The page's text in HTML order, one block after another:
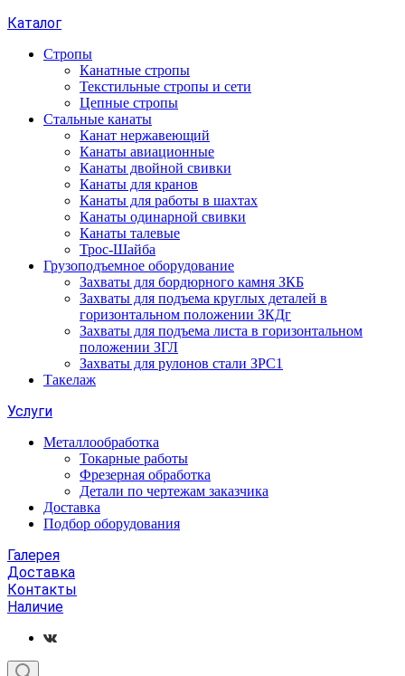
Каталог
Стропы
Канатные стропы
Текстильные стропы и сети
Цепные стропы
Стальные канаты
Канат нержавеющий
Канаты авиационные
Канаты двойной свивки
Канаты для кранов
Канаты для работы в шахтах
Канаты одинарной свивки
Канаты талевые
Трос-Шайба
Грузоподъемное оборудование
Захваты для бордюрного камня ЗКБ
Захваты для подъема круглых деталей в
горизонтальном положении ЗКДг
Захваты для подъема листа в горизонтальном
положении ЗГЛ
Захваты для рулонов стали ЗРС1
Такелаж
Услуги
Металлообработка
Токарные работы
Фрезерная обработка
Детали по чертежам заказчика
Доставка
Подбор оборудования
Галерея
Доставка
Контакты
Наличие